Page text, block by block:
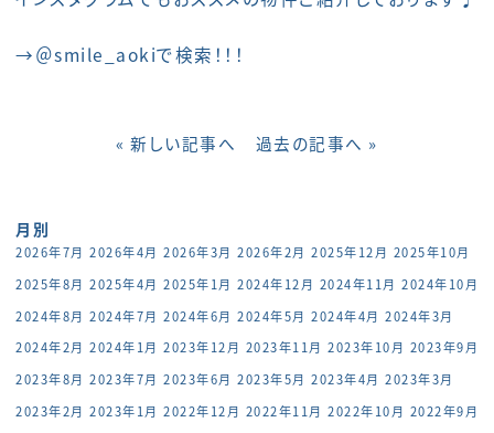
→＠smile_aokiで検索！！！
« 新しい記事へ 過去の記事へ »
月別
2026年7月 2026年4月 2026年3月 2026年2月 2025年12月 2025年10月
2025年8月 2025年4月 2025年1月 2024年12月 2024年11月 2024年10月
2024年8月 2024年7月 2024年6月 2024年5月 2024年4月 2024年3月
2024年2月 2024年1月 2023年12月 2023年11月 2023年10月 2023年9月
2023年8月 2023年7月 2023年6月 2023年5月 2023年4月 2023年3月
2023年2月 2023年1月 2022年12月 2022年11月 2022年10月 2022年9月